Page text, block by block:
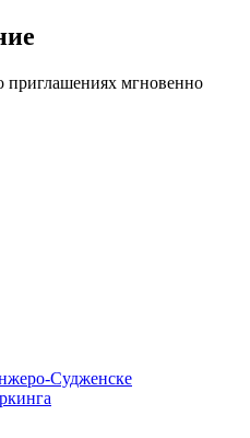
приглашениях мгновенно
Судженске